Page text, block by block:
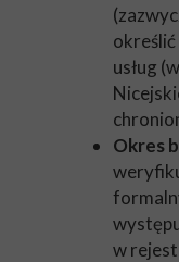
usług
Okres
w